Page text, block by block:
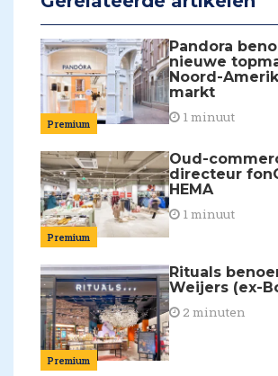
Premium
Pandora
nieuwe
Noord-
markt
1 minuut
Premium
Oud-
directeur
HEMA
1 minuut
Premium
Rituals
Weijers (ex-
2 minuten